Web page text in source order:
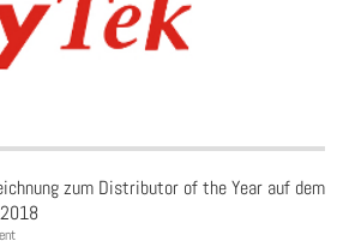
zum Distributor of the Year auf dem